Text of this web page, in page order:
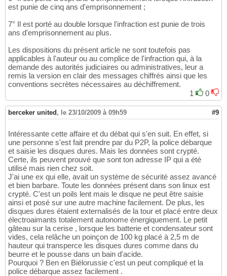
est punie de cinq ans d'emprisonnement ;
7° Il est porté au double lorsque l'infraction est punie de trois
ans d'emprisonnement au plus.
Les dispositions du présent article ne sont toutefois pas
applicables à l'auteur ou au complice de l'infraction qui, à la
demande des autorités judiciaires ou administratives, leur a
remis la version en clair des messages chiffrés ainsi que les
conventions secrètes nécessaires au déchiffrement.
1
0
berceker united, le 23/10/2009 à 09h59 #9
Intéressante cette affaire et du débat qui s'en suit. En effet, si
une personne s'est fait prendre par du P2P, la police débarque
et saisie les disques dures. Mais les données sont crypté.
Certe, ils peuvent prouvé que sont ton adresse IP qui a été
utilisé mais rien chez soit.
J'ai une ex qui elle, avait un système de sécurité assez avancé
et bien barbare. Toute les données présent dans son linux est
crypté. C'est un poils lent mais le disque ne peut être saisie
ainsi et posé sur une autre machine facilement. De plus, les
disques dures étaient externalisés de la tour et placé entre deux
électroaimants totalement autonome énergiquement. Le petit
gâteau sur la cerise , lorsque les batterie et condensateur sont
vides, cela relâche un poinçon de 100 kg placé à 2,5 m de
hauteur qui transperce les disques dures comme dans du
beurre et le pousse dans un bain d'acide.
Pourquoi ? Ben en Biélorussie c'est un peut compliqué et la
police débarque assez facilement .